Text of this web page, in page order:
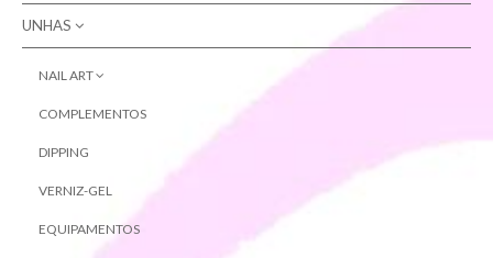
Pesquisar
UNHAS
NAIL ART
JOIAS PARA UNHAS
COMPLEMENTOS
DIPPING
VERNIZ-GEL
EQUIPAMENTOS